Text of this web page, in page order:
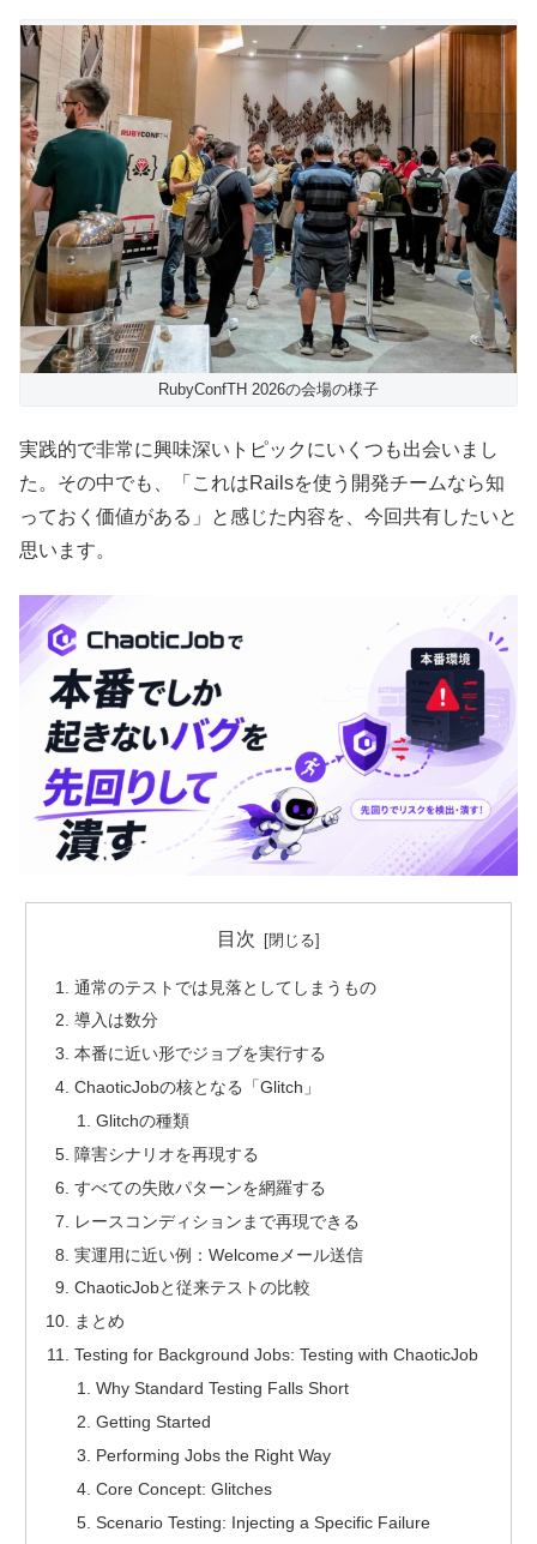
RubyConfTH 2026の会場の様子
実践的で非常に興味深いトピックにいくつも出会いまし
た。その中でも、「これはRailsを使う開発チームなら知
っておく価値がある」と感じた内容を、今回共有したいと
思います。
目次
通常のテストでは見落としてしまうもの
導入は数分
本番に近い形でジョブを実行する
ChaoticJobの核となる「Glitch」
Glitchの種類
障害シナリオを再現する
すべての失敗パターンを網羅する
レースコンディションまで再現できる
実運用に近い例：Welcomeメール送信
ChaoticJobと従来テストの比較
まとめ
Testing for Background Jobs: Testing with ChaoticJob
Why Standard Testing Falls Short
Getting Started
Performing Jobs the Right Way
Core Concept: Glitches
Scenario Testing: Injecting a Specific Failure